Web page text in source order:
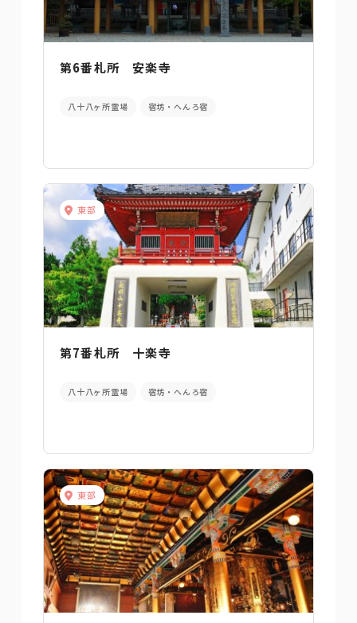
第6番札所 安楽寺
八十八ヶ所霊場 宿坊・へんろ宿
東部
第7番札所 十楽寺
八十八ヶ所霊場 宿坊・へんろ宿
東部